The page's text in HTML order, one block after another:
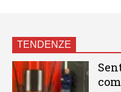
TENDENZE